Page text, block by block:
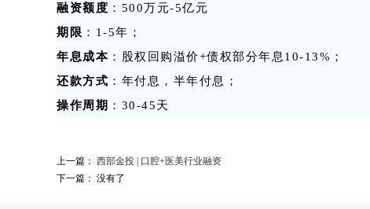
融资额度 ：500万元-5亿元
期限 ：1-5年；
年息成本 ：股权回购溢价+债权部分年息10-13%；
还款方式 ：年付息，半年付息；
操作周期 ：30-45天
上一篇： 西部金投 | 口腔+医美行业融资
下一篇： 没有了